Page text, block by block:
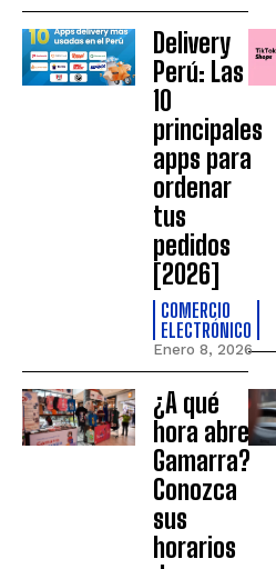
Delivery
Perú: Las
10
principales
apps para
ordenar
tus
pedidos
[2026]
COMERCIO
ELECTRÓNICO
Enero 8, 2026
¿A qué
hora abre
Gamarra?
Conozca
sus
horarios